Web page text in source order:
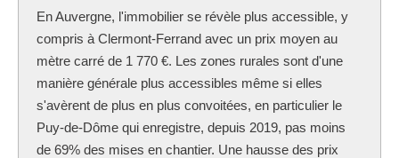
En Auvergne, l'immobilier se révèle plus accessible, y
compris à Clermont-Ferrand avec un prix moyen au
mètre carré de 1 770 €. Les zones rurales sont d'une
manière générale plus accessibles même si elles
s'avèrent de plus en plus convoitées, en particulier le
Puy-de-Dôme qui enregistre, depuis 2019, pas moins
de 69% des mises en chantier. Une hausse des prix